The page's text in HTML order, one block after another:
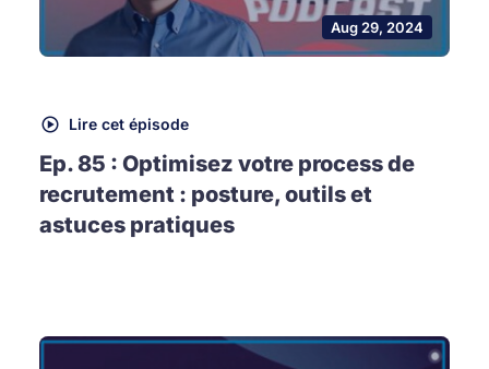
Aug 29, 2024
Lire cet épisode
Ep. 85 : Optimisez votre process de
recrutement : posture, outils et
astuces pratiques